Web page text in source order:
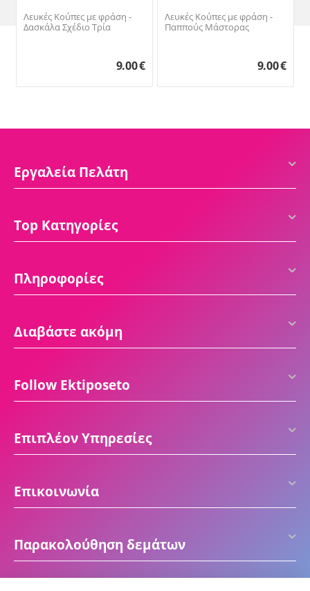
Λευκές Κούπες με φράση -
Δασκάλα Σχέδιο Τρία
9.00€
Λευκές Κούπες με φράση -
Παππούς Μάστορας
9.00€
Εργαλεία Πελάτη
Top Κατηγορίες
Πληροφορίες
Διαβάστε ακόμη
Follow Ektiposeto
Επιπλέον Υπηρεσίες
Επικοινωνία
Παρακολούθηση δεμάτων